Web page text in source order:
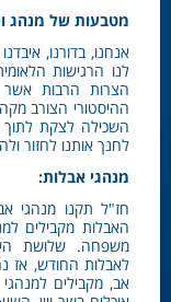
מטבעות של מנהג
אנחנו, בדורנו,
לנו הרגישות
הצרות הרבות אשר
ההיסטורי הצורב
השכילה לצקת
לחנך אותנו לחזור
מנהגי אבלות:
חז"ל תקנו מנהגי
האבלות מקבילים
משפחה. שלושת
לאבלות החודש, אז
אב, מקבילים